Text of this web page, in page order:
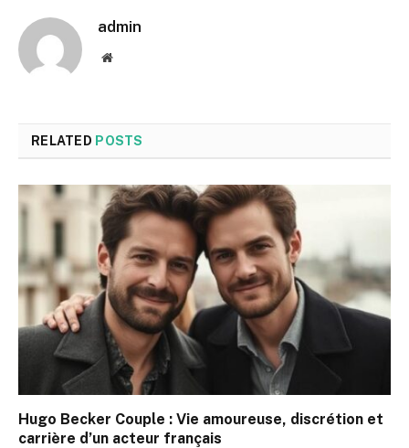
admin
Website
RELATED POSTS
Hugo Becker Couple : Vie amoureuse, discrétion et
carrière d’un acteur français